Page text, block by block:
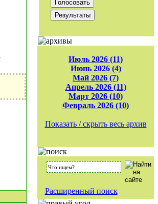
Июль 2026 (11)
Июнь 2026 (4)
Май 2026 (7)
Апрель 2026 (11)
Март 2026 (10)
Февраль 2026 (10)
Показать / скрыть весь архив
Расширенный поиск